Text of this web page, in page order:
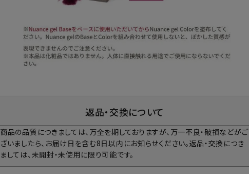
返品・交換について
商品の品質につきましては、万全を期しておりますが、万一不良・破損などがご
ざいましたら、お届け日を含む8日以内にお知らせください。返品・交換につき
ましては、未開封・未使用に限り可能です。